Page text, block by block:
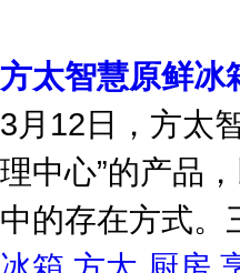
方太智慧原鲜冰
3月12日，方太
理中心”的产品
中的存在方式。